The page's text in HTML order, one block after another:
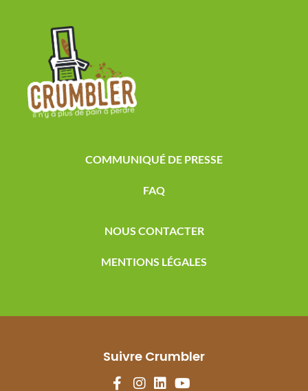
COMMUNIQUÉ DE PRESSE
FAQ
NOUS CONTACTER
MENTIONS LÉGALES
Suivre Crumbler